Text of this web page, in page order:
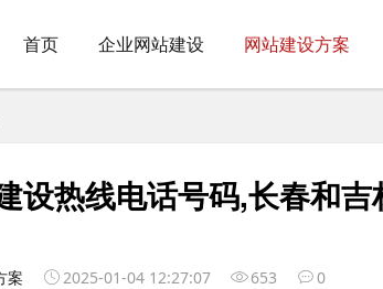
首页 企业网站建设 网站建设方案
设热线电话号码,长春和
案 2025-01-04 12:27:07 653 0